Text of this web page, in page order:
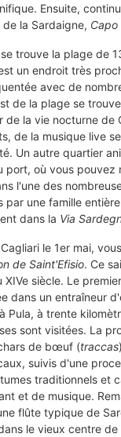
Ensuite,
la Sardaigne, Capo
trouve la plage de
un endroit très
avec de
de la plage se
de la vie nocturne de
de la musique live
Un autre quartier
port, où vous pouvez
l'une des
par une famille
dans la Via
le 1er mai,
de Saint'Efisio. Ce
siècle. Le
dans un entraîneur
Pula, à trente
sont visitées. La
de bœuf (traccas
suivis d'une
traditionnels et
et de musique.
flûte typique de
le vieux centre